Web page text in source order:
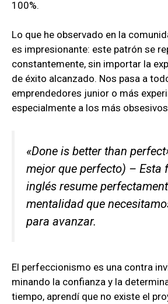
100%.
Lo que he observado en la
es impresionante: este patrón se
constantemente, sin importar la
de éxito alcanzado. Nos pasa a
emprendedores junior o más
especialmente a los más
«Done is better than
mejor que perfecto) – Esta
inglés resume
mentalidad que
para avanzar.
El perfeccionismo es una contra
minando la confianza y la
tiempo, aprendí que no existe el